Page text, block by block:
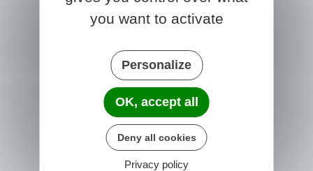
PRIGONRIEUX
1 Place du Groupe Loiseau
24130 Prigonrieux
France
you want to activate
Personalize
OK, accept all
Deny all cookies
Privacy policy